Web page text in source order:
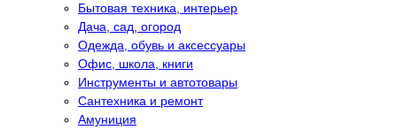
Бытовая техника, интерьер
Дача, сад, огород
Одежда, обувь и аксессуары
Офис, школа, книги
Инструменты и автотовары
Сантехника и ремонт
Амуниция